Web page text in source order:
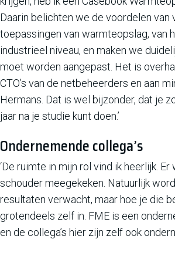
Daarin belichten we de voordelen van
toepassingen van warmteopslag, van
industrieel niveau, en maken we
moet worden aangepast. Het is
CTO’s van de netbeheerders en aan
Hermans. Dat is wel bijzonder, dat je
jaar na je studie kunt doen.’
Ondernemende collega’s
‘De ruimte in mijn rol vind ik heerlijk.
schouder meegekeken. Natuurlijk
resultaten verwacht, maar hoe je die
grotendeels zelf in. FME is een
en de collega’s hier zijn zelf ook